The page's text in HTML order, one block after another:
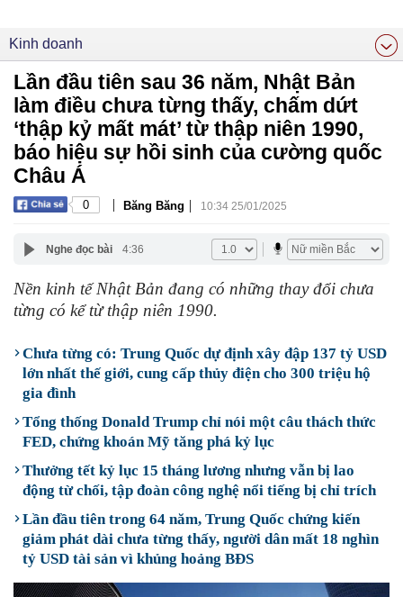
Kinh doanh
Lần đầu tiên sau 36 năm, Nhật Bản
làm điều chưa từng thấy, chấm dứt
‘thập kỷ mất mát’ từ thập niên 1990,
báo hiệu sự hồi sinh của cường quốc
Châu Á
0 | Băng Băng | 10:34 25/01/2025
Nghe đọc bài 4:36
Nền kinh tế Nhật Bản đang có những thay đổi chưa
từng có kể từ thập niên 1990.
Chưa từng có: Trung Quốc dự định xây đập 137 tỷ USD
lớn nhất thế giới, cung cấp thủy điện cho 300 triệu hộ
gia đình
Tổng thống Donald Trump chỉ nói một câu thách thức
FED, chứng khoán Mỹ tăng phá kỷ lục
Thưởng tết kỷ lục 15 tháng lương nhưng vẫn bị lao
động từ chối, tập đoàn công nghệ nổi tiếng bị chỉ trích
Lần đầu tiên trong 64 năm, Trung Quốc chứng kiến
giảm phát dài chưa từng thấy, người dân mất 18 nghìn
tỷ USD tài sản vì khủng hoảng BĐS